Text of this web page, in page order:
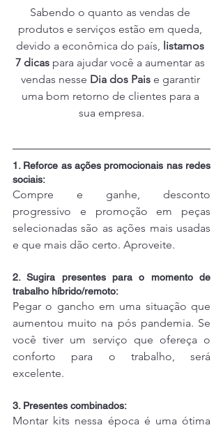
Sabendo o quanto as vendas de
produtos e serviços estão em queda,
devido a econômica do país, listamos
7 dicas para ajudar você a aumentar as
vendas nesse Dia dos Pais e garantir
uma bom retorno de clientes para a
sua empresa.
1. Reforce as ações promocionais nas redes
sociais:
Compre e ganhe, desconto
progressivo e promoção em peças
selecionadas são as ações mais usadas
e que mais dão certo. Aproveite.
2. Sugira presentes para o momento de
trabalho híbrido/remoto:
Pegar o gancho em uma situação que
aumentou muito na pós pandemia. Se
você tiver um serviço que ofereça o
conforto para o trabalho, será
excelente.
3. Presentes combinados:
Montar kits nessa época é uma ótima